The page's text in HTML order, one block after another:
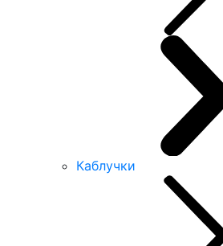
Каблучки